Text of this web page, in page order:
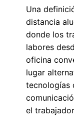
Una
distancia
donde los
labores
oficina
lugar
tecnologías
el